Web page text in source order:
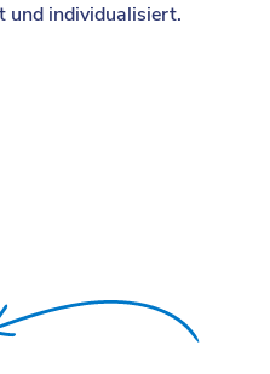
und individualisiert.